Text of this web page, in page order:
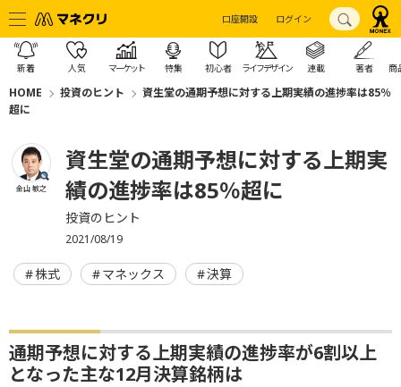
口座開設 ログイン
新着 人気 マーケット 特集 初心者 ライフデザイン 連載 著者 商
HOME 投資のヒント
資生堂の通期予想に対する上期実績の進捗率は85％
超に
金山 敏之
資生堂の通期予想に対する上期実
績の進捗率は85％超に
投資のヒント
2021/08/19
株式 マネックス 決算
通期予想に対する上期実績の進捗率が6割以上
となった主な12月決算銘柄は